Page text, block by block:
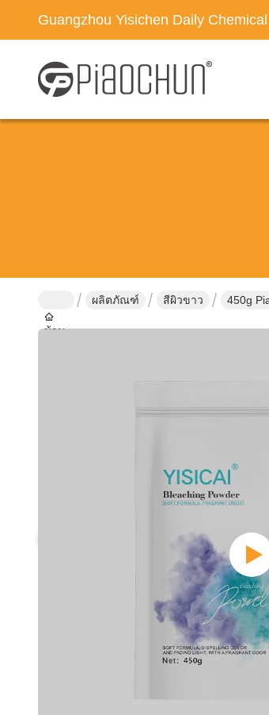
Guangzhou Yisichen Daily
บ้าน
ผลิตภัณฑ์ สีผิวขาว 450g